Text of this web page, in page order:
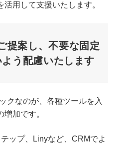
用して支援いたします。
提案し、不要な固定
う配慮いたします
クなのが、各種ツールを入
加です。
ップ、Linyなど、CRMでよ